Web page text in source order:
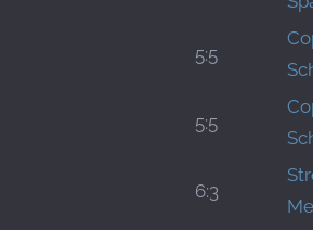
5:5
5:5
6:3